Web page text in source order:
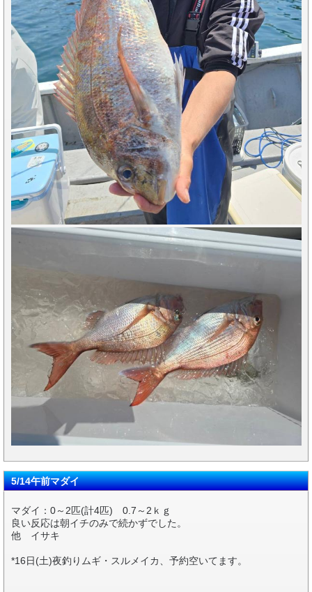
5/14午前マダイ
マダイ：0～2匹(計4匹) 0.7～2ｋｇ
良い反応は朝イチのみで続かずでした。
他 イサキ
*16日(土)夜釣りムギ・スルメイカ、予約空いてます。